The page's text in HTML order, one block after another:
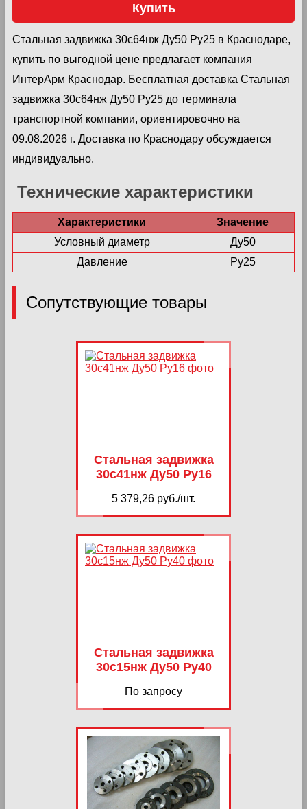
Купить
Стальная задвижка 30с64нж Ду50 Ру25 в Краснодаре,
купить по выгодной цене предлагает компания
ИнтерАрм Краснодар. Бесплатная доставка Стальная
задвижка 30с64нж Ду50 Ру25 до терминала
транспортной компании, ориентировочно на
09.08.2026 г. Доставка по Краснодару обсуждается
индивидуально.
Технические характеристики
Характеристики
Значение
Условный диаметр
Ду50
Давление
Ру25
Сопутствующие товары
Стальная задвижка
30с41нж Ду50 Ру16
5 379,26 руб./шт.
Стальная задвижка
30с15нж Ду50 Ру40
По запросу